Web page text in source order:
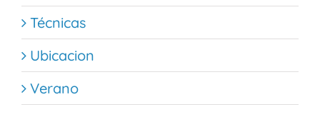
Técnicas
Ubicacion
Verano